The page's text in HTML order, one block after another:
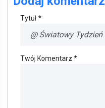
Tytuł *
Twój Komentarz *